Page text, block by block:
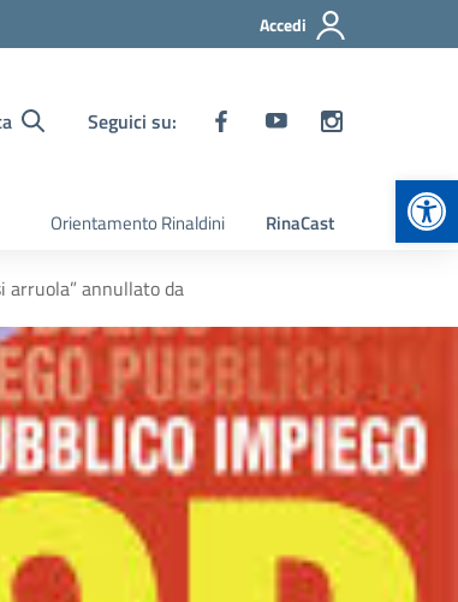
Accedi
Seguici su:
Orientamento Rinaldini RinaCast
arruola” annullato da